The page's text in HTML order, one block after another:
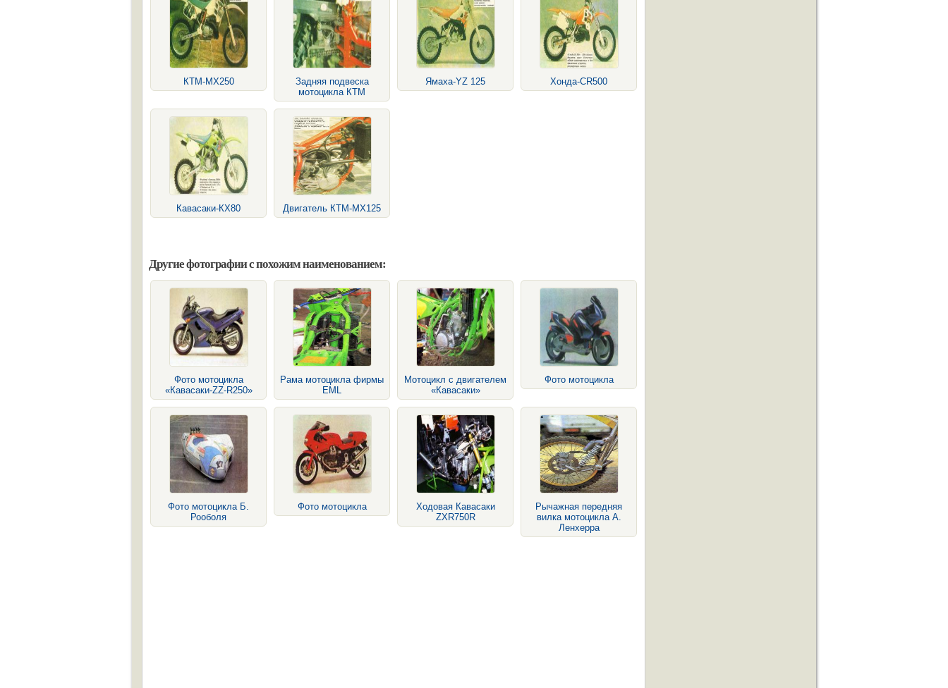
КТМ-МХ250
Задняя подвеска
мотоцикла КТМ
Ямаха-YZ 125 Хонда-CR500
Кавасаки-КХ80 Двигатель КТМ-МХ125
Другие фотографии с похожим наименованием:
Фото мотоцикла
«Кавасаки-ZZ-R250»
Рама мотоцикла фирмы
EML
Мотоцикл с двигателем
«Кавасаки»
Фото мотоцикла
Фото мотоцикла Б.
Рооболя
Фото мотоцикла
Ходовая Кавасаки
ZXR750R
Рычажная передняя
вилка мотоцикла А.
Ленхерра